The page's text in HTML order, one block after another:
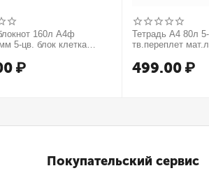
160л А4ф
5-цв. блок клетка
-В моменте
₽
Тетрадь А4 80л
тв.переплет
499.00 ₽
Покупательский сервис